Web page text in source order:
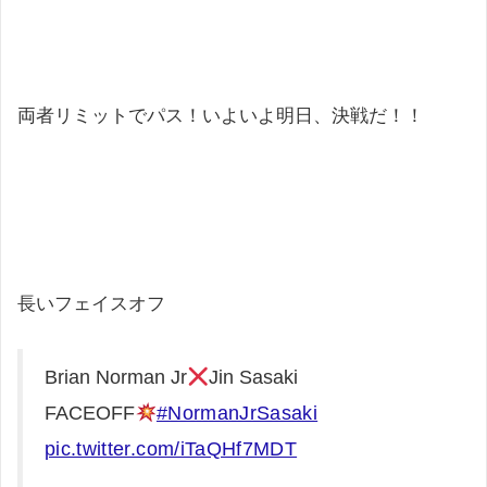
両者リミットでパス！いよいよ明日、決戦だ！！
長いフェイスオフ
Brian Norman Jr
Jin Sasaki
FACEOFF
#NormanJrSasaki
pic.twitter.com/iTaQHf7MDT